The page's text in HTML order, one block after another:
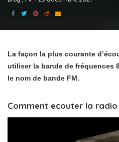
La façon la plus courante
utiliser la bande de fréquences
le nom de bande FM.
Comment ecouter la